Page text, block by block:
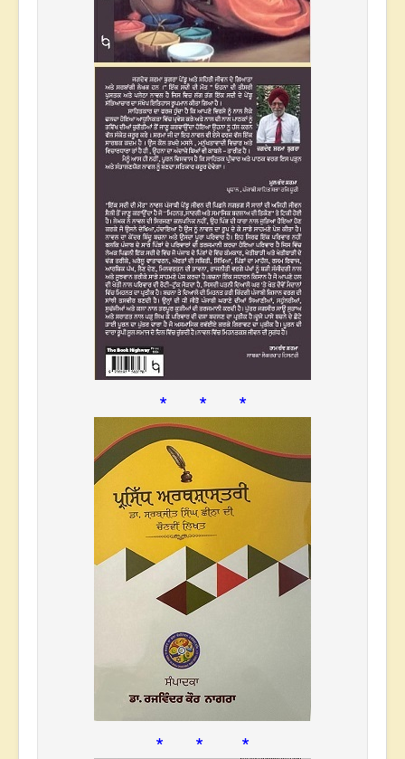
* * *
* * *